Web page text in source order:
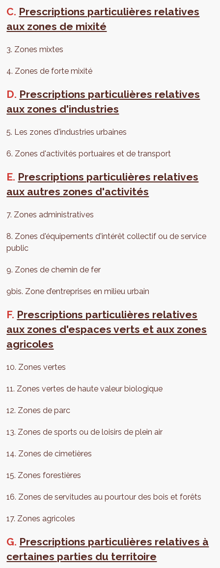
C. Prescriptions particulières relatives
aux zones de mixité
3. Zones mixtes
4. Zones de forte mixité
D. Prescriptions particulières relatives
aux zones d'industries
5. Les zones d'industries urbaines
6. Zones d'activités portuaires et de transport
E. Prescriptions particulières relatives
aux autres zones d'activités
7. Zones administratives
8. Zones d'équipements d'intérêt collectif ou de service
public
9. Zones de chemin de fer
9bis. Zone d’entreprises en milieu urbain
F. Prescriptions particulières relatives
aux zones d'espaces verts et aux zones
agricoles
10. Zones vertes
11. Zones vertes de haute valeur biologique
12. Zones de parc
13. Zones de sports ou de loisirs de plein air
14. Zones de cimetières
15. Zones forestières
16. Zones de servitudes au pourtour des bois et forêts
17. Zones agricoles
G. Prescriptions particulières relatives à
certaines parties du territoire